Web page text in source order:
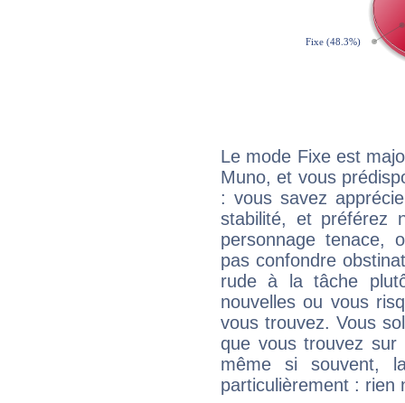
Le mode Fixe est
Muno, et vous
: vous savez
stabilité, et préférez
personnage tenace,
pas confondre
rude à la tâche
nouvelles ou vous
vous trouvez. Vous
que vous trouvez
même si souvent,
particulièrement : rien